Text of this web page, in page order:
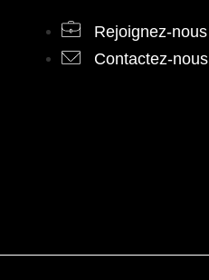
Rejoignez-nous
Contactez-nous